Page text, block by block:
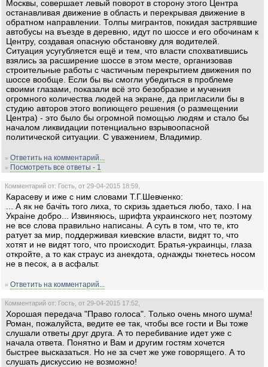
Москвы, совершает левый поворот в сторону этого Центра
останавливая движение в область и перекрывая движение в
обратном направлении. Толпы мигрантов, покидая застрявшие
автобусы на въезде в деревню, идут по шоссе и его обочинам к
Центру, создавая опасную обстановку для водителей.
Ситуация усугубляется ещё и тем, что власти спохватившись
взялись за расширение шоссе в этом месте, организовав
строительные работы с частичным перекрытием движения по
шоссе вообще. Если бы вы смогли убедиться в проблеме
своими глазами, показали всё это безобразие и мучения
огромного количества людей на экране, да пригласили бы в
студию авторов этого вопиющего решения (о размещении
Центра) - это было бы огромной помощью людям и стало бы
началом ликвидации потенциально взрывоопасной
политической ситуации. С уважением, Владимир.
» Ответить на комментарий...
» Посмотреть все ответы - 1
Комментарий от: Гость, от 29-04-2015 18:59,
Карасеву и иже с ним словами Т.Г.Шевченко:
... А як не бачiть того лиха, то скризь здаеться любо, тахо. I на
Украiне добро... Извиняюсь, шрифта украинского нет, поэтому
не все слова правильно написаны. А суть в том, что те, кто
ратует за мир, поддерживая киевские власти, видят то, что
хотят и не видят того, что происходит. Братья-украинцы, глаза
откройте, а то как страус из анекдота, однажды ткнетесь носом
не в песок, а в асфальт.
» Ответить на комментарий...
Комментарий от: Гость, от 29-04-2015 17:52,
Хорошая передача "Право голоса". Только очень много шума!
Роман, пожалуйста, ведите ее так, чтобы все гости и Вы тоже
слушали ответы друг друга. А то перебивание идет уже с
начала ответа. Понятно и Вам и другим гостям хочется
быстрее высказаться. Но не за счет же уже говорящего. А то
слушать дискуссию не возможно!